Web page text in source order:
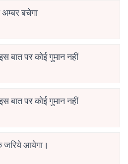
बचेगा
बात पर कोई गुमान नहीं
बात पर कोई गुमान नहीं
जरिये आयेगा।